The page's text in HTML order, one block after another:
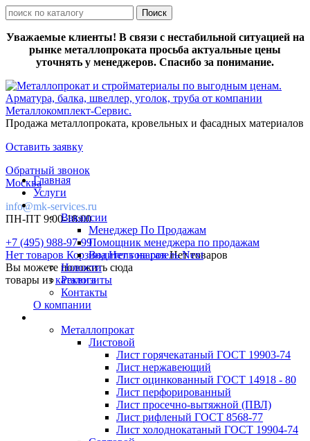
Уважаемые клиенты! В связи с нестабильной ситуацией на
рынке металлопроката просьба актуальные цены
уточнять у менеджеров. Спасибо за понимание.
Продажа металлопроката, кровельных и фасадных материалов
Оставить заявку
Обратный звонок
Москва
info@mk-services.ru
ПН-ПТ 9:00-18:00
+7 (495) 988-97-99
Нет товаров КорзинаНет товаровНет товаров
Вы можете положить сюда
товары изкаталога
Главная
Услуги
Вакансии
Менеджер По Продажам
Помощник менеджера по продажам
Водитель на газель Next
Новости
Реквизиты
Контакты
О компании
Металлопрокат
Листовой
Лист горячекатаный ГОСТ 19903-74
Лист нержавеющий
Лист оцинкованный ГОСТ 14918 - 80
Лист перфорированный
Лист просечно-вытяжной (ПВЛ)
Лист рифленый ГОСТ 8568-77
Лист холоднокатаный ГОСТ 19904-74